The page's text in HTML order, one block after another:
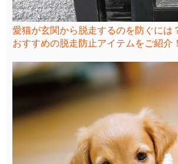
愛猫が玄関から脱走するのを防ぐには
おすすめの脱走防止アイテムをご紹介！